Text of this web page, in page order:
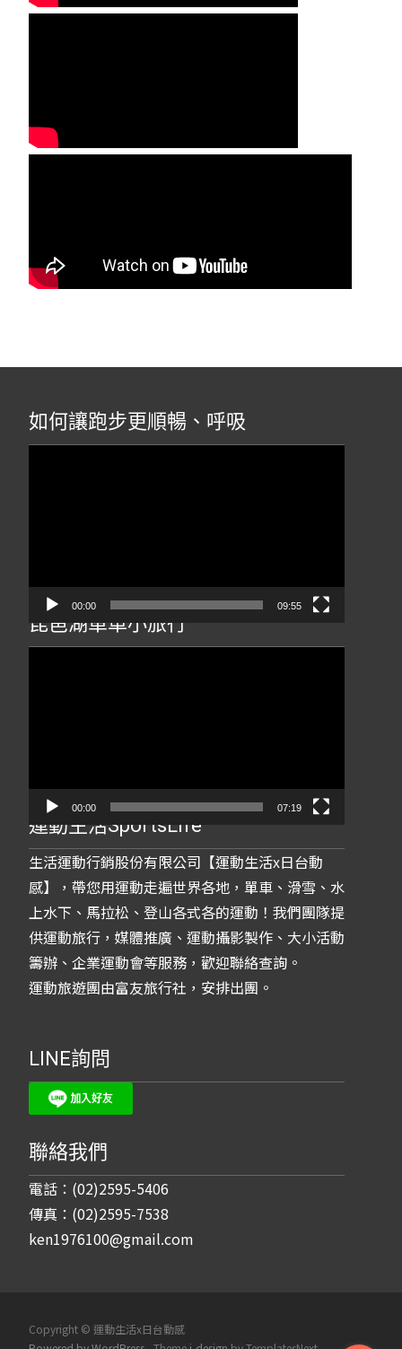
如何讓跑步更順暢、呼吸
00:00 09:55
琵琶湖單車小旅行
00:00 07:19
運動生活SportsLife
生活運動行銷股份有限公司【運動生活x日台動
感】，帶您用運動走遍世界各地，單車、滑雪、水
上水下、馬拉松、登山各式各的運動！我們團隊提
供運動旅行，媒體推廣、運動攝影製作、大小活動
籌辦、企業運動會等服務，歡迎聯絡查詢。
運動旅遊團由富友旅行社，安排出團。
LINE詢問
聯絡我們
電話：(02)2595-5406
傳真：(02)2595-7538
ken1976100@gmail.com
Copyright © 運動生活x日台動感